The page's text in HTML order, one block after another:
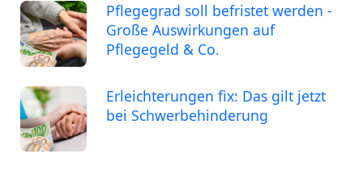
Pflegegrad soll befristet werden -
Große Auswirkungen auf
Pflegegeld & Co.
Erleichterungen fix: Das gilt jetzt
bei Schwerbehinderung